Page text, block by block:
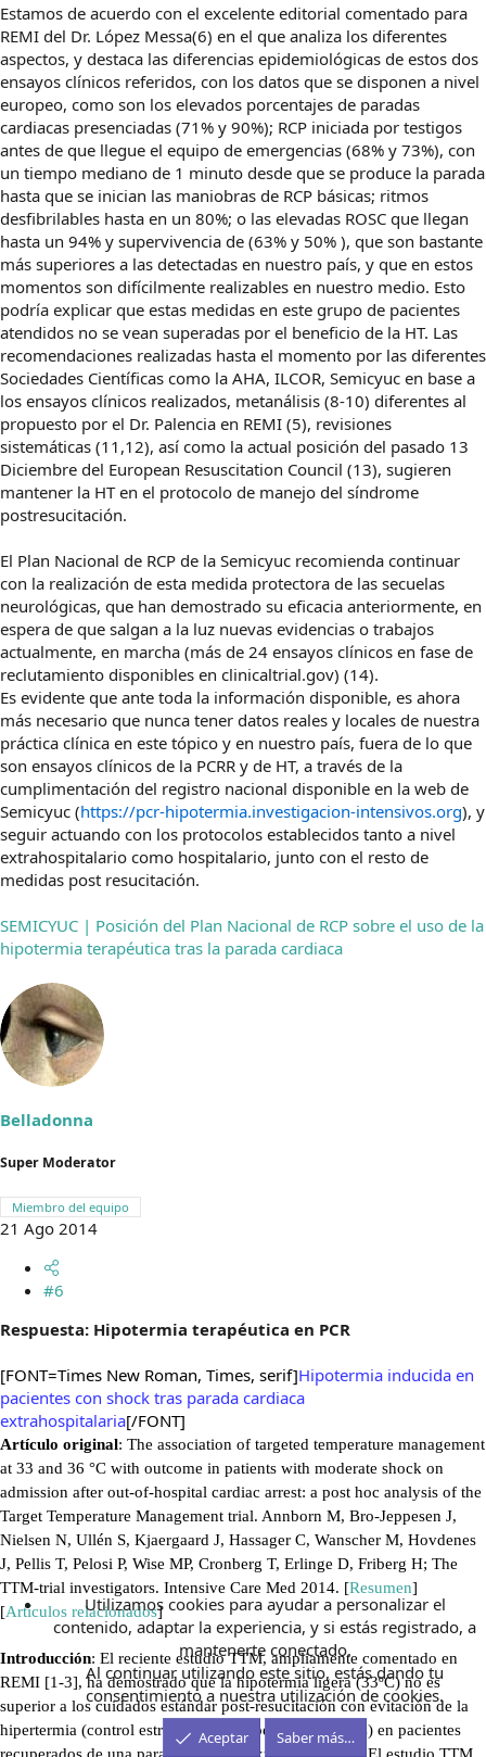
Estamos de acuerdo con el excelente editorial comentado para
REMI del Dr. López Messa(6) en el que analiza los diferentes
aspectos, y destaca las diferencias epidemiológicas de estos dos
ensayos clínicos referidos, con los datos que se disponen a nivel
europeo, como son los elevados porcentajes de paradas
cardiacas presenciadas (71% y 90%); RCP iniciada por testigos
antes de que llegue el equipo de emergencias (68% y 73%), con
un tiempo mediano de 1 minuto desde que se produce la parada
hasta que se inician las maniobras de RCP básicas; ritmos
desfibrilables hasta en un 80%; o las elevadas ROSC que llegan
hasta un 94% y supervivencia de (63% y 50% ), que son bastante
más superiores a las detectadas en nuestro país, y que en estos
momentos son difícilmente realizables en nuestro medio. Esto
podría explicar que estas medidas en este grupo de pacientes
atendidos no se vean superadas por el beneficio de la HT. Las
recomendaciones realizadas hasta el momento por las diferentes
Sociedades Científicas como la AHA, ILCOR, Semicyuc en base a
los ensayos clínicos realizados, metanálisis (8-10) diferentes al
propuesto por el Dr. Palencia en REMI (5), revisiones
sistemáticas (11,12), así como la actual posición del pasado 13
Diciembre del European Resuscitation Council (13), sugieren
mantener la HT en el protocolo de manejo del síndrome
postresucitación.
El Plan Nacional de RCP de la Semicyuc recomienda continuar
con la realización de esta medida protectora de las secuelas
neurológicas, que han demostrado su eficacia anteriormente, en
espera de que salgan a la luz nuevas evidencias o trabajos
actualmente, en marcha (más de 24 ensayos clínicos en fase de
reclutamiento disponibles en clinicaltrial.gov) (14).
Es evidente que ante toda la información disponible, es ahora
más necesario que nunca tener datos reales y locales de nuestra
práctica clínica en este tópico y en nuestro país, fuera de lo que
son ensayos clínicos de la PCRR y de HT, a través de la
cumplimentación del registro nacional disponible en la web de
Semicyuc (https://pcr-hipotermia.investigacion-intensivos.org), y
seguir actuando con los protocolos establecidos tanto a nivel
extrahospitalario como hospitalario, junto con el resto de
medidas post resucitación.
SEMICYUC | Posición del Plan Nacional de RCP sobre el uso de la
hipotermia terapéutica tras la parada cardiaca
Belladonna
Super Moderator
Miembro del equipo
21 Ago 2014
#6
Respuesta: Hipotermia terapéutica en PCR
[FONT=Times New Roman, Times, serif]Hipotermia inducida en
pacientes con shock tras parada cardiaca
extrahospitalaria[/FONT]
Artículo original: The association of targeted temperature management
at 33 and 36 °C with outcome in patients with moderate shock on
admission after out-of-hospital cardiac arrest: a post hoc analysis of the
Target Temperature Management trial. Annborn M, Bro-Jeppesen J,
Nielsen N, Ullén S, Kjaergaard J, Hassager C, Wanscher M, Hovdenes
J, Pellis T, Pelosi P, Wise MP, Cronberg T, Erlinge D, Friberg H; The
TTM-trial investigators. Intensive Care Med 2014. [Resumen]
[Artículos relacionados]
Introducción: El reciente estudio TTM, ampliamente comentado en
REMI [1-3], ha demostrado que la hipotermia ligera (33ºC) no es
superior a los cuidados estándar post-resucitación con evitación de la
hipertermia (control estricto de la temperatura en 36ºC) en pacientes
Utilizamos cookies para ayudar a personalizar el
contenido, adaptar la experiencia, y si estás registrado, a
mantenerte conectado.
Al continuar utilizando este sitio, estás dando tu
consentimiento a nuestra utilización de cookies.
Aceptar Saber más…